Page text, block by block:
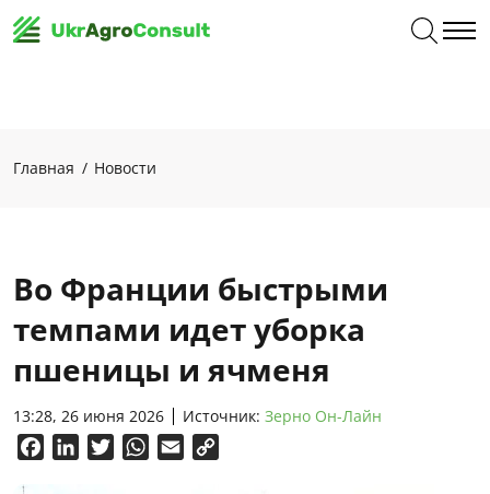
Главная Новости
Во Франции быстрыми
темпами идет уборка
пшеницы и ячменя
13:28, 26 июня 2026 Источник: Зерно Он-Лайн
FacebookLinkedInTwitterWhatsApp
Email